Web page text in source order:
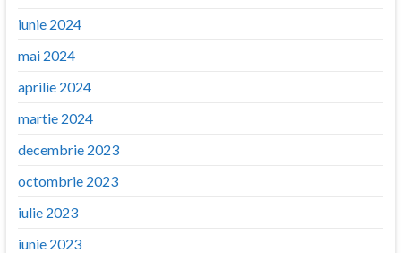
iunie 2024
mai 2024
aprilie 2024
martie 2024
decembrie 2023
octombrie 2023
iulie 2023
iunie 2023